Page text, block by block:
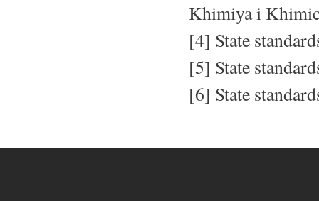
Khimiya i
[4] State
[5] State
[6] State